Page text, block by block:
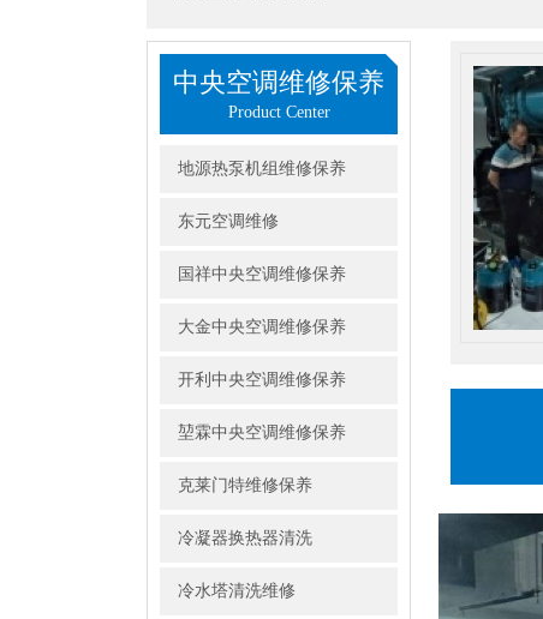
中央空调维修保养
Product Center
地源热泵机组维修保养
东元空调维修
国祥中央空调维修保养
大金中央空调维修保养
开利中央空调维修保养
堃霖中央空调维修保养
克莱门特维修保养
冷凝器换热器清洗
冷水塔清洗维修